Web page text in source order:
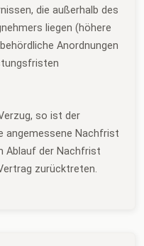
die außerhalb des
liegen (höhere
Anordnungen
so ist der
angemessene Nachfrist
Ablauf der Nachfrist
zurücktreten.